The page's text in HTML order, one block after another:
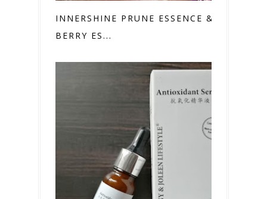
INNERSHINE PRUNE ESSENCE &
BERRY ES...